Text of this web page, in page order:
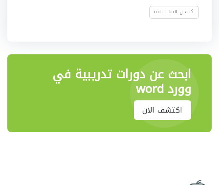
كتب ل icdl | Icdl
ابحث عن دورات تدريبية في
وورد word
اكتشف الان